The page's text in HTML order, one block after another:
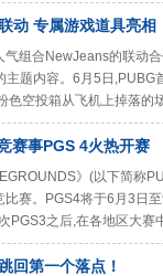
动 专属游戏道具亮相
气组合NewJeans的联动
题内容。6月5日
色空投箱从飞机上掉落
赛事PGS 4火热开赛
》(以下简称
赛。PGS4将于6月3日
PGS3之后,在各地区大
回第一个落点！